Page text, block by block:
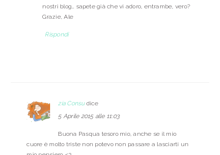
nostri blog… sapete già che vi adoro, entrambe, vero?
Grazie, Ale
Rispondi
zia Consu dice
5 Aprile 2015 alle 11:03
Buona Pasqua tesoro mio, anche se il mio
cuore è molto triste non potevo non passare a lasciarti un